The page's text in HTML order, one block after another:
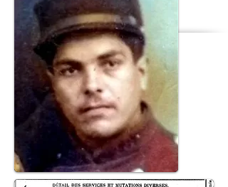
© 2018 Patrick Milan. Créé
avecWix.com